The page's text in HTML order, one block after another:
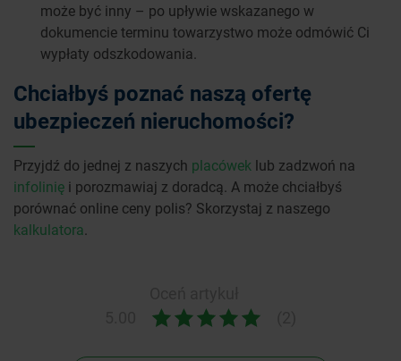
może być inny – po upływie wskazanego w
dokumencie terminu towarzystwo może odmówić Ci
wypłaty odszkodowania.
Chciałbyś poznać naszą ofertę
ubezpieczeń nieruchomości?
Przyjdź do jednej z naszych placówek lub zadzwoń na
infolinię i porozmawiaj z doradcą. A może chciałbyś
porównać online ceny polis? Skorzystaj z naszego
kalkulatora.